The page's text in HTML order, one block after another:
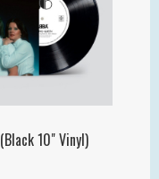
10" Vinyl)